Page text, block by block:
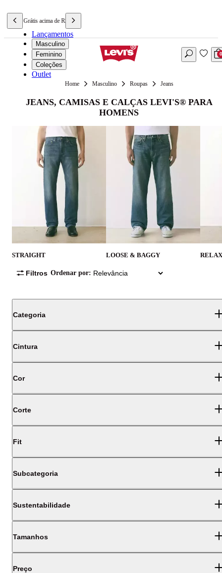
Frete Grátis acima de R$ 699,90
Lançamentos
Masculino
Feminino
Coleções
Outlet
0
Masculino Roupas Jeans
JEANS, CAMISAS E CALÇAS LEVI'S® PARA
HOMENS
STRAIGHT LOOSE & BAGGY
Filtros Ordenar por:
Categoria
Cintura
Cor
Corte
Fit
Subcategoria
Sustentabilidade
Tamanhos
Preço